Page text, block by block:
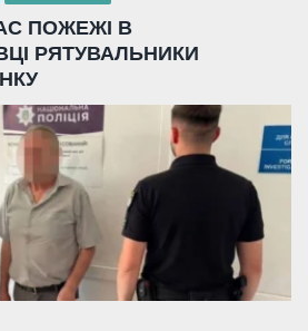
ПОЖЕЖІ В
РЯТУВАЛЬНИКИ